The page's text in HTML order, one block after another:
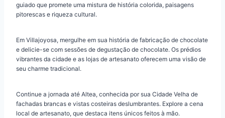
guiado que promete uma mistura de história colorida, paisagens
pitorescas e riqueza cultural.
Em Villajoyosa, mergulhe em sua história de fabricação de chocolate
e delicie-se com sessões de degustação de chocolate. Os prédios
vibrantes da cidade e as lojas de artesanato oferecem uma visão de
seu charme tradicional.
Continue a jornada até Altea, conhecida por sua Cidade Velha de
fachadas brancas e vistas costeiras deslumbrantes. Explore a cena
local de artesanato, que destaca itens únicos feitos à mão.